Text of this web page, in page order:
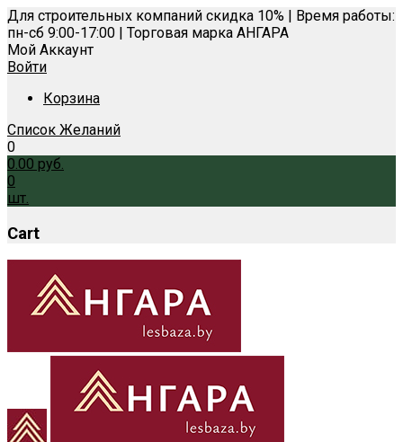
Для строительных компаний скидка 10% | Время работы:
пн-сб 9:00-17:00 | Торговая марка АНГАРА
Мой Аккаунт
Войти
Корзина
Список Желаний
0
0.00 руб.
0
шт.
Cart